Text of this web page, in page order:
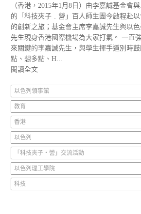
（香港，2015年1月8日）由李嘉誠基金會
的「科技夾子﹒營」百人師生團今啟程赴
的創新之旅；基金會主席李嘉誠先生與以
先生現身香港國際機場為大家打氣。 一直
來關鍵的李嘉誠先生，與學生揮手道別時
點、想多點、H...
閱讀全文
以色列領事館
教育
香港
以色列
「科技夾子‧營」交流活動
以色列理工學院
科技